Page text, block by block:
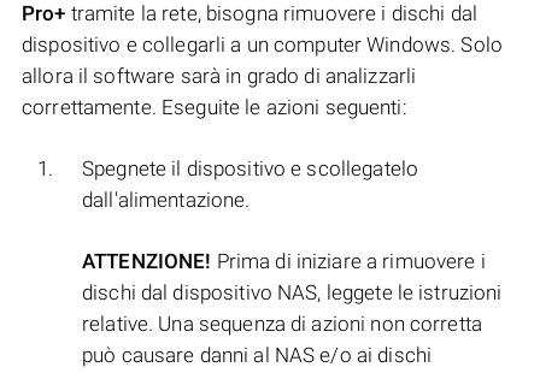
Pro+ tramite la rete, bisogna rimuovere i dischi dal
dispositivo e collegarli a un computer Windows. Solo
allora il software sarà in grado di analizzarli
correttamente. Eseguite le azioni seguenti:
Spegnete il dispositivo e scollegatelo
dall'alimentazione.
ATTENZIONE! Prima di iniziare a rimuovere i
dischi dal dispositivo NAS, leggete le istruzioni
relative. Una sequenza di azioni non corretta
può causare danni al NAS e/o ai dischi